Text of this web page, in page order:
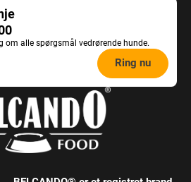
om alle spørgsmål vedrørende hunde.
Ring nu